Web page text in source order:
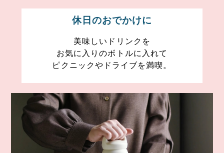
休日のおでかけに
美味しいドリンクを
お気に入りのボトルに入れて
ピクニックやドライブを満喫。